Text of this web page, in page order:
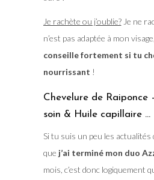
Je rachète ou j’oublie?Je ne
n’est pas adaptée à mon
conseille fortement si tu
nourrissant !
Chevelure de Raiponce
soin & Huile capillaire …
Si tu suis un peu les actualités
que j’ai terminé mon duo
mois, c’est donc logiquement